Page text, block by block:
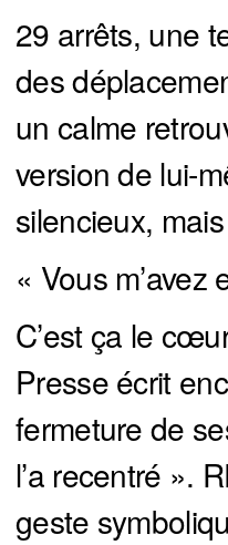
29 arrêts, une
des
un calme
version de lui-
silencieux,
« Vous m’avez
C’est ça le
Presse écrit
fermeture de
l’a recentré ».
geste